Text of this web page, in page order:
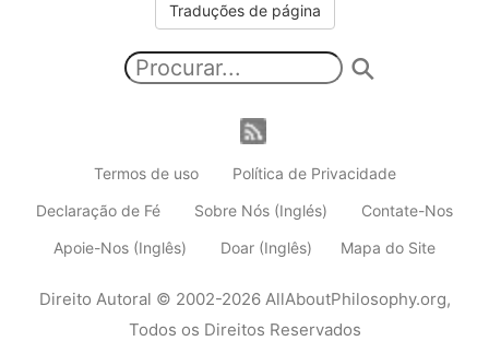
Traduções de página
Termos de uso
Política de Privacidade
Declaração de Fé
Sobre Nós (Inglés)
Contate-Nos
Apoie-Nos (Inglês)
Doar (Inglês) Mapa do Site
Direito Autoral © 2002-2026 AllAboutPhilosophy.org,
Todos os Direitos Reservados